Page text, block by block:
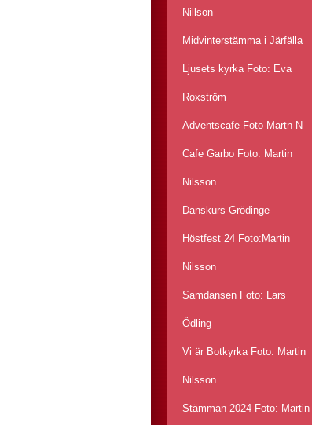
Nillson
Midvinterstämma i Järfälla
Ljusets kyrka Foto: Eva
Roxström
Adventscafe Foto Martn N
Cafe Garbo Foto: Martin
Nilsson
Danskurs-Grödinge
Höstfest 24 Foto:Martin
Nilsson
Samdansen Foto: Lars
Ödling
Vi är Botkyrka Foto: Martin
Nilsson
Stämman 2024 Foto: Martin